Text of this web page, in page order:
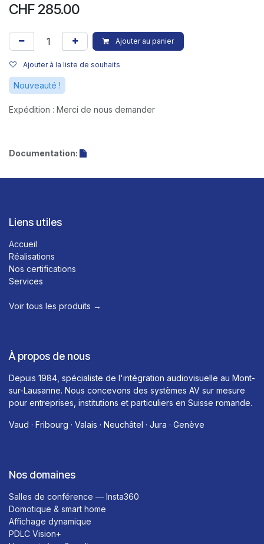
CHF 285.00
Ajouter au panier
Ajouter à la liste de souhaits
Nouveauté !
Expédition : Merci de nous demander
Documentation:
Liens utiles
Accueil
Réalisations
Nos certifications
Services
Voir tous les produits →​
À propos de nous
Depuis 1984, spécialiste de l'intégration audiovisuelle au Mont-
sur-Lausanne. Nous concevons des systèmes AV sur mesure
pour entreprises, institutions et particuliers en Suisse romande.
Vaud · Fribourg · Valais · Neuchâtel · Jura · Genève
Nos domaines
Salles de conférence — Insta360
Domotique & smart home
Affichage dynamique
PDLC Vision+